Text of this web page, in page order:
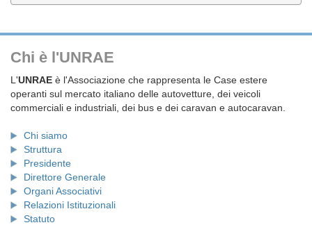
Chi è l'UNRAE
L'UNRAE è l'Associazione che rappresenta le Case estere
operanti sul mercato italiano delle autovetture, dei veicoli
commerciali e industriali, dei bus e dei caravan e autocaravan.
Chi siamo
Struttura
Presidente
Direttore Generale
Organi Associativi
Relazioni Istituzionali
Statuto